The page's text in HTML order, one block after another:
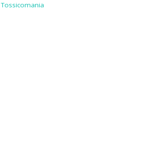
Tossicomania